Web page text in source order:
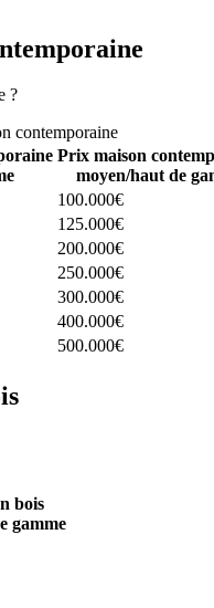
?
contemporaine
Prix maison
moyen/haut de
100.000€
125.000€
200.000€
250.000€
300.000€
400.000€
500.000€
bois
gamme